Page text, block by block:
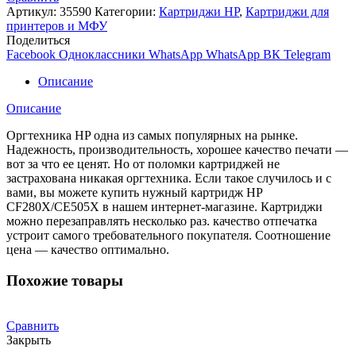
YOXIS
HP
CF280X/CE505X/719H
для
LJ
P2035/P2055
(6900K)
Артикул: 35590 Категории: Картриджи HP, Картриджи для
принтеров и МФУ
Поделиться
Facebook Одноклассники WhatsApp WhatsApp ВК Telegram
Описание
Описание
Оргтехника HP одна из самых популярных на рынке.
Надежность, производительность, хорошее качество печати —
вот за что ее ценят. Но от поломки картриджей не
застрахована никакая оргтехника. Если такое случилось и с
вами, вы можете купить нужный картридж HP
CF280X/CE505X в нашем интернет-магазине. Картриджи
можно перезаправлять несколько раз. качество отпечатка
устроит самого требовательного покупателя. Соотношение
цена — качество оптимально.
Похожие товары
Сравнить
Закрыть